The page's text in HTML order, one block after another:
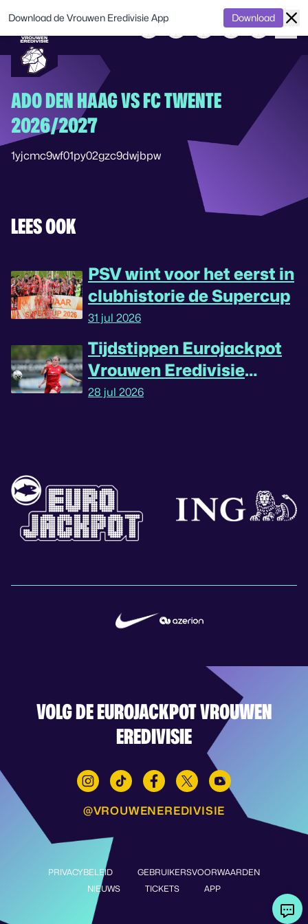
ADO DEN HAAG VS FC TWENTE
2026/2027
1yjcmc9wf01py02gzc9dwjbpw
LEES OOK
PSV wint voor het eerst in
clubhistorie de Supercup
31 jul 2026
Tijdstippen Eurojackpot
Vrouwen Eredivisie
omgedraaid
28 jul 2026
VOLG DE EUROJACKPOT VROUWEN
EREDIVISIE
@VROUWENEREDIVISIE
PRIVACYBELEID
GEBRUIKERSVOORWAARDEN
NIEUWS
TICKETS APP
Download de Vrouwen Eredivisie App Download